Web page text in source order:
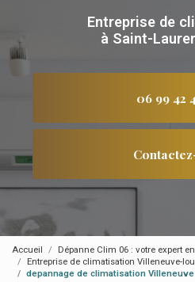
Entreprise de
à Saint-
06 99 42
Accueil
Dépanne Clim 06 : votre expert
Entreprise de climatisation Villeneuve-
depannage de climatisation